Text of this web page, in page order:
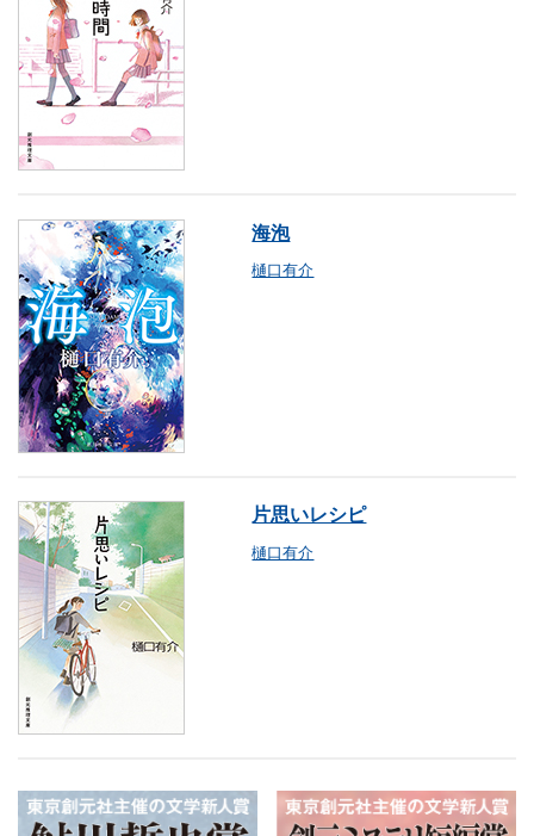
海泡
樋口有介
片思いレシピ
樋口有介